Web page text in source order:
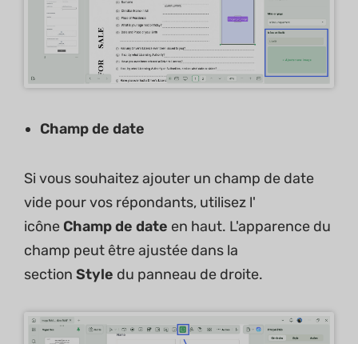
Champ de date
Si vous souhaitez ajouter un champ de date
vide pour vos répondants, utilisez l'
icône Champ de date en haut. L'apparence du
champ peut être ajustée dans la
section Style du panneau de droite.